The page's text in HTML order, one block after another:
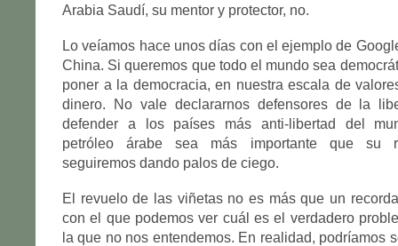
Arabia Saudí, su mentor y protector, no.
Lo veíamos hace unos días con el ejemplo de
China. Si queremos que todo el mundo sea
poner a la democracia, en nuestra escala de
dinero. No vale declararnos defensores de la
defender a los países más anti-libertad del
petróleo árabe sea más importante que su
seguiremos dando palos de ciego.
El revuelo de las viñetas no es más que un
con el que podemos ver cuál es el verdadero
la que no nos entendemos. En realidad, podríamos